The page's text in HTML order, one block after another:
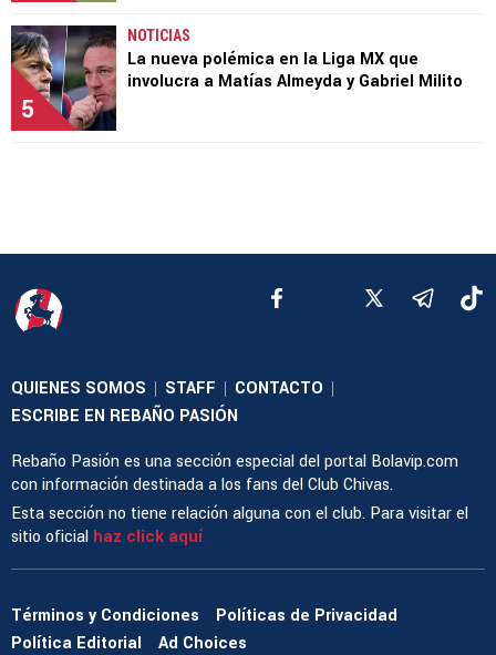
5
NOTICIAS
La nueva polémica en la Liga MX que
involucra a Matías Almeyda y Gabriel Milito
QUIENES SOMOS | STAFF | CONTACTO |
ESCRIBE EN REBAÑO PASIÓN
Rebaño Pasión es una sección especial del portal Bolavip.com
con información destinada a los fans del Club Chivas.
Esta sección no tiene relación alguna con el club. Para visitar el
sitio oficial haz click aquí
Términos y Condiciones
Políticas de Privacidad
Política Editorial
Ad Choices